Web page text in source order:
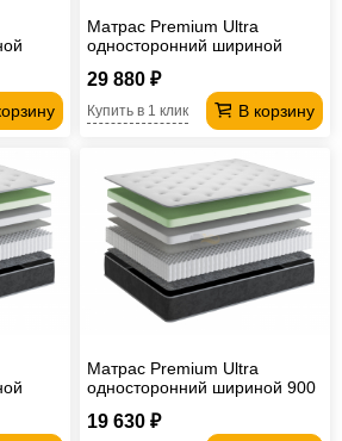
Матрас Premium Ultra
односторонний шириной
29 880 ₽
В корзину
Купить в 1 клик
Матрас Premium Ultra
односторонний шириной 900
19 630 ₽